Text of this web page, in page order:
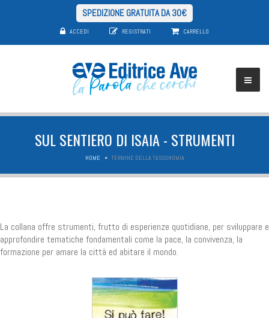
SPEDIZIONE GRATUITA DA 30€
ACCEDI REGISTRATI CARRELLO
SUL SENTIERO DI ISAIA - STRUMENTI
HOME TERMINE DELLA TASSONOMIA
La collana offre strumenti, frutto di esperienze quotidiane, per sviluppare e
approfondire tematiche fondamentali come la pace, la convivenza, la
formazione per amare la città ed abitare il mondo.